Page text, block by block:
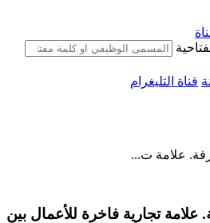
قناة التليغرام
علامة ت...
علامة تجارية فاخرة للأعمال بين